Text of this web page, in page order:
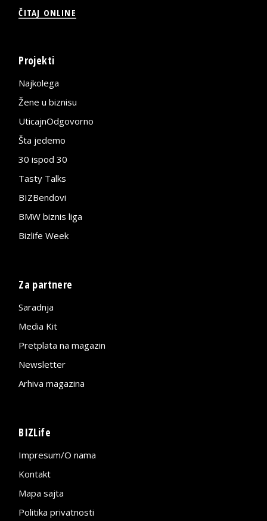
ČITAJ ONLINE
Projekti
Najkolega
Žene u biznisu
UticajnOdgovorno
Šta jedemo
30 ispod 30
Tasty Talks
BIZBendovi
BMW biznis liga
Bizlife Week
Za partnere
Saradnja
Media Kit
Pretplata na magazin
Newsletter
Arhiva magazina
BIZLife
Impresum/O nama
Kontakt
Mapa sajta
Politika privatnosti